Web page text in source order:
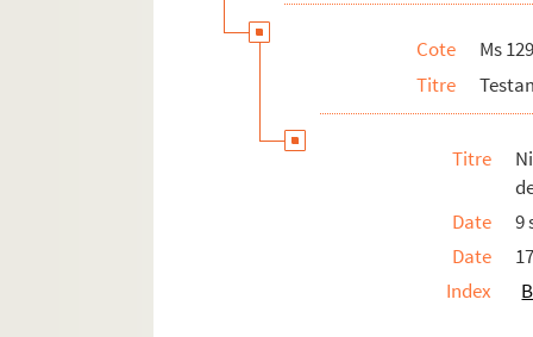
Ms 1296-13. Testaments provenant
Ms 1296-14. Testaments provenant
Ms 1296-15. Testaments provenant
Ms 1296-16. Testaments provenant
Ms 1296-17. Testaments provenant
Cote
Ms
Titre
Titre
Date
9
Date
Index